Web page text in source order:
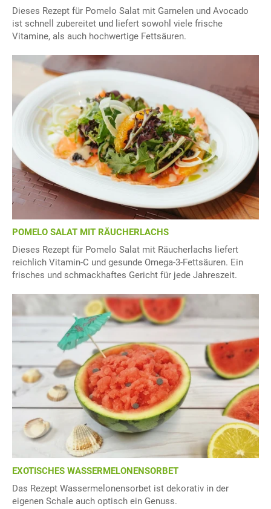
Dieses Rezept für Pomelo Salat mit Garnelen und Avocado
ist schnell zubereitet und liefert sowohl viele frische
Vitamine, als auch hochwertige Fettsäuren.
POMELO SALAT MIT RÄUCHERLACHS
Dieses Rezept für Pomelo Salat mit Räucherlachs liefert
reichlich Vitamin-C und gesunde Omega-3-Fettsäuren. Ein
frisches und schmackhaftes Gericht für jede Jahreszeit.
EXOTISCHES WASSERMELONENSORBET
Das Rezept Wassermelonensorbet ist dekorativ in der
eigenen Schale auch optisch ein Genuss.